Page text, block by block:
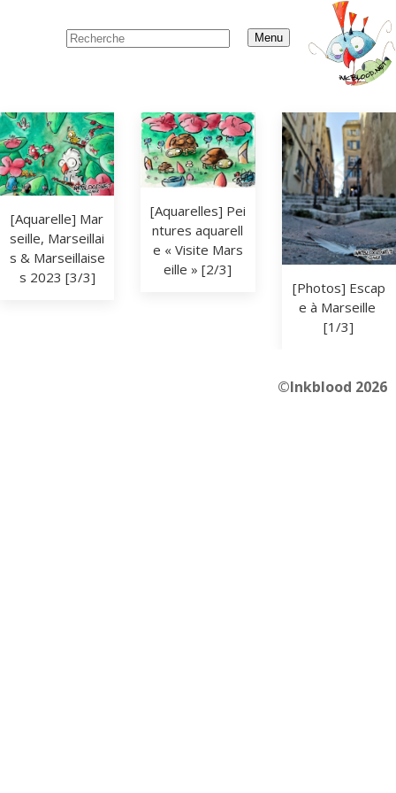
Menu
[Aquarelle] Mar
seille, Marseillai
s & Marseillaise
s 2023 [3/3]
[Aquarelles] Pei
ntures aquarell
e « Visite Mars
eille » [2/3]
[Photos] Escap
e à Marseille
[1/3]
©Inkblood 2026